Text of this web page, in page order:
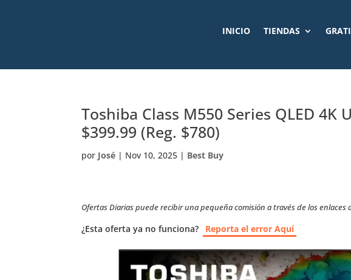
INICIO TIENDAS
Toshiba Class M550 Series QLED 4K
$399.99 (Reg. $780)
por José | Nov 10, 2025 | Best Buy
Ofertas Diarias puede recibir una pequeña comisión a través de los enlaces
¿Esta oferta ya no funciona? Reporta el error Aquí